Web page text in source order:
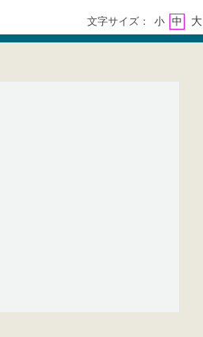
文字サイズ： 小 中 大